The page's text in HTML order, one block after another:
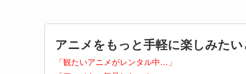
アニメをもっと手軽に楽しみた
「観たいアニメがレンタル中…」